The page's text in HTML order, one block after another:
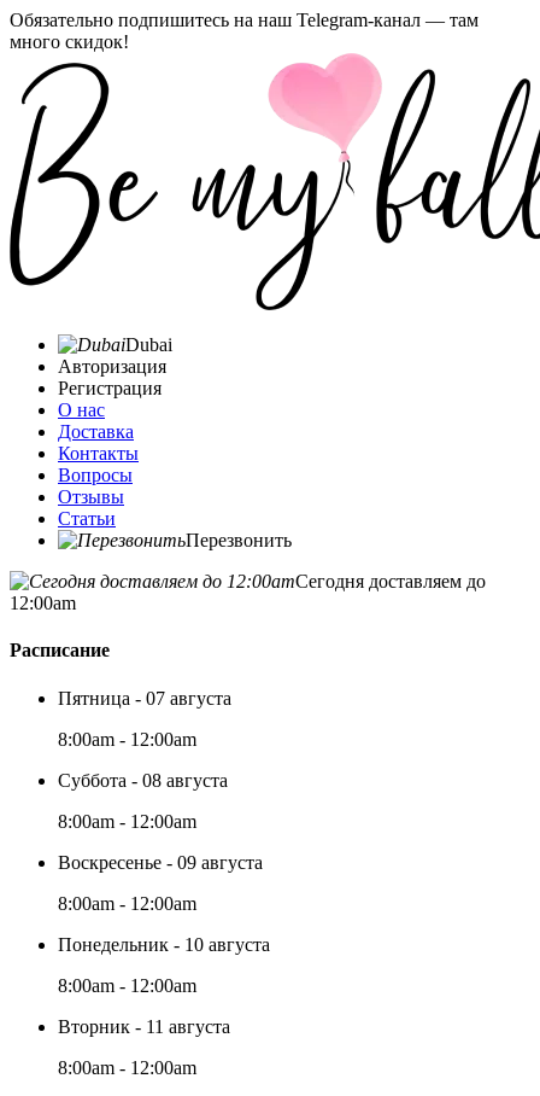
Обязательно подпишитесь на наш Telegram-канал — там
много скидок!
Dubai
Авторизация
Регистрация
О нас
Доставка
Контакты
Вопросы
Отзывы
Статьи
Перезвонить
Сегодня доставляем до
12:00am
Расписание
Пятница - 07 августа
8:00am - 12:00am
Суббота - 08 августа
8:00am - 12:00am
Воскресенье - 09 августа
8:00am - 12:00am
Понедельник - 10 августа
8:00am - 12:00am
Вторник - 11 августа
8:00am - 12:00am